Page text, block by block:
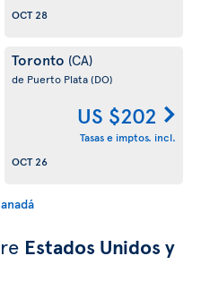
OCT 28
Toronto (CA)
de Puerto Plata(DO)
US $202
Tasas e imptos. incl.
OCT 26
Estados Unidos y